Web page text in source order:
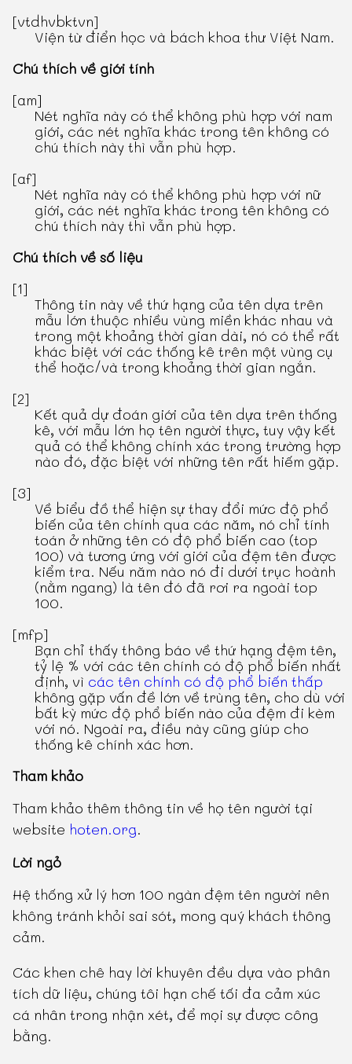
[vtdhvbktvn]
Viện từ điển học và bách khoa thư Việt Nam.
Chú thích về giới tính
[am]
Nét nghĩa này có thể không phù hợp với nam
giới, các nét nghĩa khác trong tên không có
chú thích này thì vẫn phù hợp.
[af]
Nét nghĩa này có thể không phù hợp với nữ
giới, các nét nghĩa khác trong tên không có
chú thích này thì vẫn phù hợp.
Chú thích về số liệu
[1]
Thông tin này về thứ hạng của tên dựa trên
mẫu lớn thuộc nhiều vùng miền khác nhau và
trong một khoảng thời gian dài, nó có thể rất
khác biệt với các thống kê trên một vùng cụ
thể hoặc/và trong khoảng thời gian ngắn.
[2]
Kết quả dự đoán giới của tên dựa trên thống
kê, với mẫu lớn họ tên người thực, tuy vậy kết
quả có thể không chính xác trong trường hợp
nào đó, đặc biệt với những tên rất hiếm gặp.
[3]
Về biểu đồ thể hiện sự thay đổi mức độ phổ
biến của tên chính qua các năm, nó chỉ tính
toán ở những tên có độ phổ biến cao (top
100) và tương ứng với giới của đệm tên được
kiểm tra. Nếu năm nào nó đi dưới trục hoành
(nằm ngang) là tên đó đã rơi ra ngoài top
100.
[mfp]
Bạn chỉ thấy thông báo về thứ hạng đệm tên,
tỷ lệ % với các tên chính có độ phổ biến nhất
định, vì các tên chính có độ phổ biến thấp
không gặp vấn đề lớn về trùng tên, cho dù với
bất kỳ mức độ phổ biến nào của đệm đi kèm
với nó. Ngoài ra, điều này cũng giúp cho
thống kê chính xác hơn.
Tham khảo
Tham khảo thêm thông tin về họ tên người tại
website hoten.org.
Lời ngỏ
Hệ thống xử lý hơn 100 ngàn đệm tên người nên
không tránh khỏi sai sót, mong quý khách thông
cảm.
Các khen chê hay lời khuyên đều dựa vào phân
tích dữ liệu, chúng tôi hạn chế tối đa cảm xúc
cá nhân trong nhận xét, để mọi sự được công
bằng.